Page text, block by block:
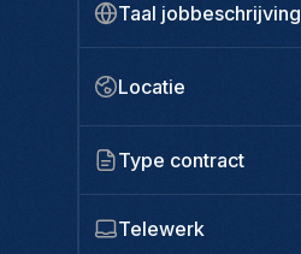
Taal jobbeschrijving
Locatie
Type contract
Telewerk